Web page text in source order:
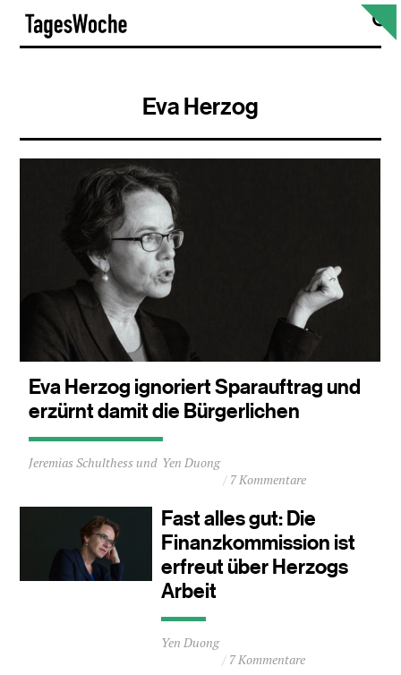
Skip
content
Eva Herzog
Eva Herzog ignoriert Sparauftrag und
erzürnt damit die Bürgerlichen
Durchschnittliche
Lesezeit
1
Jeremias Schulthess
Yen Duong
7 Kommentare
Fast alles gut: Die
Finanzkommission ist
erfreut über Herzogs
Arbeit
Durchschnittliche
Lesezeit
Yen Duong
7 Kommentare